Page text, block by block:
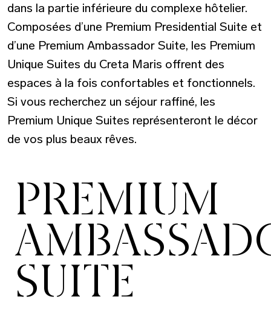
dans la partie inférieure du complexe hôtelier.
Composées d’une Premium Presidential Suite et
d’une Premium Ambassador Suite, les Premium
Unique Suites du Creta Maris offrent des
espaces à la fois confortables et fonctionnels.
Si vous recherchez un séjour raffiné, les
Premium Unique Suites représenteront le décor
de vos plus beaux rêves.
PREMIUM
SUITE